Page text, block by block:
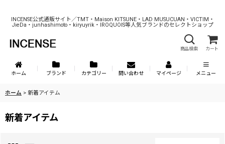
INCENSE公式通販サイト／TMT・Maison KITSUNE・LAD MUSUCUAN・VICTIM・
JieDa・junhashimoto・kiryuyrik・IROQUOIS等人気ブランドのセレクトショップ
商品検索 カート
ホーム ブランド カテゴリー 問い合わせ マイページ メニュー
ホーム > 新着アイテム
新着アイテム